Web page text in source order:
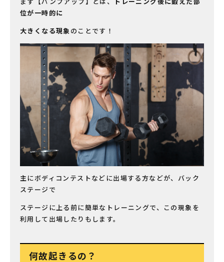
まず【パンプアップ】とは、
トレーニング後に鍛えた部
位が一時的に
大きくなる現象のことです！
主にボディコンテストなどに出場する方などが、バック
ステージで
ステージに上る前に簡単なトレーニングで、この現象を
利用して出場したりもします。
何故起きるの？